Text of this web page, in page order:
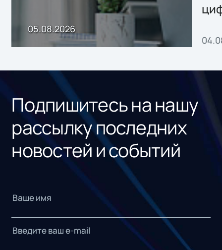
05.08.2026
Подпишитесь на нашу
рассылку последних
новостей и событий